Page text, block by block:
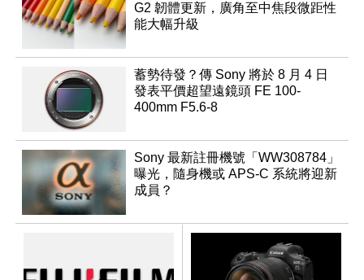
G2 韌體更新，廣角至中焦段微距性
能大幅升級
蓄勢待發？傳 Sony 將於 8 月 4 日
發表平價超望遠鏡頭 FE 100-
400mm F5.6-8
Sony 最新註冊機號「WW308784」
曝光，隨身機或 APS-C 系統將迎新
成員？